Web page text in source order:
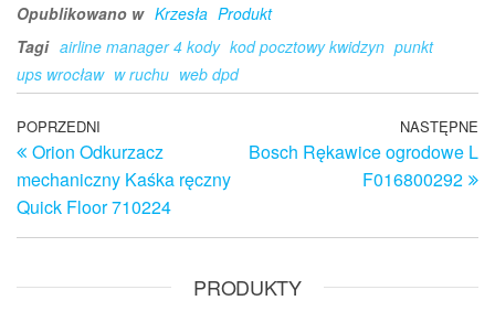
Opublikowano w Krzesła Produkt
Tagi airline manager 4 kody kod pocztowy kwidzyn punkt
ups wrocław w ruchu web dpd
Nawigacja
wpisu
Poprzedni
wpis
POPRZEDNI
Orion Odkurzacz
mechaniczny Kaśka ręczny
Quick Floor 710224
NASTĘPNE
Bosch Rękawice ogrodowe L
F016800292
PRODUKTY